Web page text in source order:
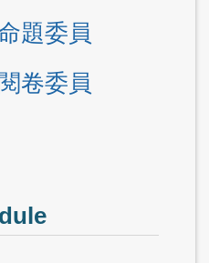
題委員
卷委員